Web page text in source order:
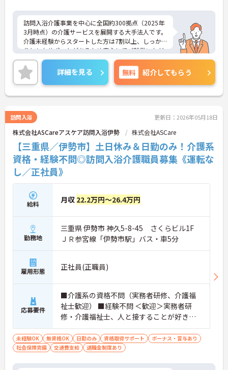
訪問入浴介護事業を中心に全国約300拠点（2025年
3月時点）の介護サービスを展開する大手法人です。
介護未経験からスタートした方は7割以上、しっか
りとしたサポートがあるため安心してご就業いただ
けます。お風呂に入れなくて困っている方に、手を
差し伸べてあげられるとてもやりがいのあるお仕事
です。ご興味ある方には、面接対策ポイントなど、
さらに詳細をお話しいたしますのでお気軽にご相談
ください！
詳細を見る 無料 紹介してもらう
訪問入浴 更新日：2026年05月18日
株式会社ASCareアスケア訪問入浴伊勢 株式会社ASCare
【三重県／伊勢市】土日休み＆日勤のみ！介護系
資格・経験不問◎訪問入浴介護職員募集《運転な
し／正社員》
給料 月収 22.2万円～26.4万円
勤務地
三重県 伊勢市 神久5-8-45 さくらビル1F
ＪＲ参宮線「伊勢市駅」バス・車5分
雇用形態 正社員(正職員)
応募要件
■介護系の資格不問（実務者研修、介護福
祉士歓迎） ■経験不問 ＜歓迎＞実務者研
修・介護福祉士、人と接することが好きな
方、チームワークを重視する人
未経験OK 無資格OK 日勤のみ 資格取得サポート
ボーナス・賞与あり
社会保険完備
交通費支給 退職金制度あり